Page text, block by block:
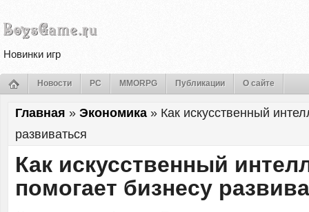
Новинки игр
Новости PC MMORPG Публикации О сайте
Главная » Экономика » Как искусственный
развиваться
Как искусственный
помогает бизнесу